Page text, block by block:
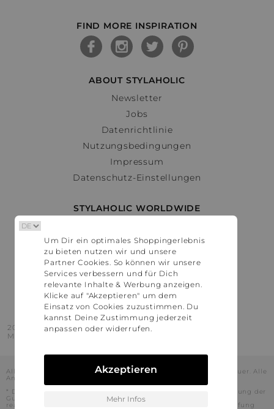
FIND MORE INSPIRATION
ABOUT STYLAHOLIC
Newsletter
Jobs
Datenrichtlinie
Nutzungsbedingungen
Impressum
Datenschutz-Einstellungen
STYLAHOLIC WORLDWIDE
Österreich
Schweiz
France
United States
2016 - 2026 © Stylaholic.
Made for you with love in munich.
Alle Preise inkl. der jeweils geltenden gesetzlichen Mehrwertsteuer. Alle
Angaben ohne Gewähr.
* Die angezeigten Preise beinhalten Rabatte, die durch die Nutzung der
Gutschein-Codes auf den Seiten unserer Partner voraussichtlich
realisiert werden können. Stylaholic führt keine vollständige Prüfung
Um Dir ein optimales Shoppingerlebnis
zu bieten nutzen wir und unsere
Partner Cookies. So können wir unsere
Services verbessern und für Dich
relevante Inhalte & Werbung anzeigen.
Klicke auf "Akzeptieren" um dem
Einsatz von Cookies zuzustimmen. Du
kannst Deine Zustimmung jederzeit
anpassen oder widerrufen.
Akzeptieren
Mehr Infos